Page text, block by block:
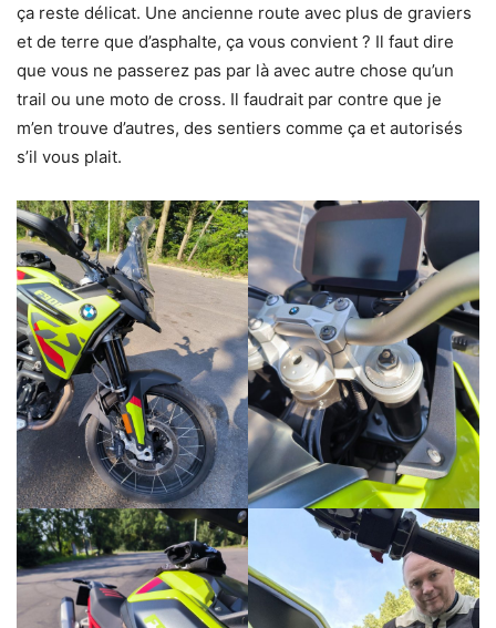
ça reste délicat. Une ancienne route avec plus de graviers
et de terre que d’asphalte, ça vous convient ? Il faut dire
que vous ne passerez pas par là avec autre chose qu’un
trail ou une moto de cross. Il faudrait par contre que je
m’en trouve d’autres, des sentiers comme ça et autorisés
s’il vous plait.